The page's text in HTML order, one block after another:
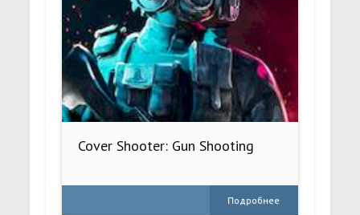
Cover Shooter: Gun Shooting
Подробнее